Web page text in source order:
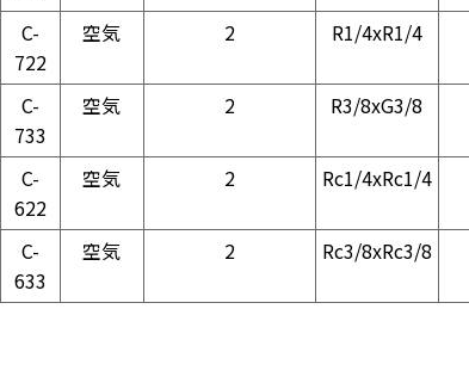
C-
722
空気 2 R1/4xR1/4
C-
733
空気 2 R3/8xG3/8
C-
622
空気 2 Rc1/4xRc1/4
C-
633
空気 2 Rc3/8xRc3/8